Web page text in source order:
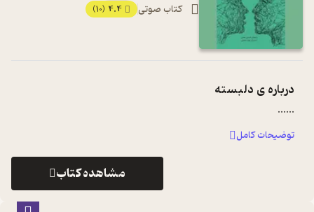
کتاب صوتی 4.4
(10)
درباره ی دلبسته
...
...
توضیحات کامل
مشاهده کتاب